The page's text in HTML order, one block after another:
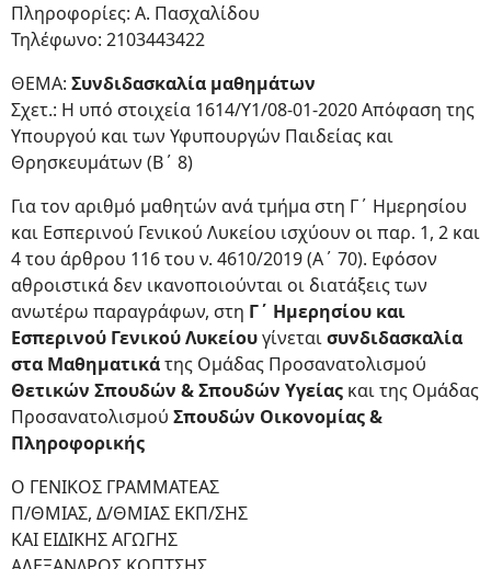
Πληροφορίες: A. Πασχαλίδου
Τηλέφωνο: 2103443422
ΘΕΜΑ: Συνδιδασκαλία μαθημάτων
Σχετ.: Η υπό στοιχεία 1614/Υ1/08-01-2020 Απόφαση της
Υπουργού και των Υφυπουργών Παιδείας και
Θρησκευμάτων (Β΄ 8)
Για τον αριθμό μαθητών ανά τμήμα στη Γ΄ Ημερησίου
και Εσπερινού Γενικού Λυκείου ισχύουν οι παρ. 1, 2 και
4 του άρθρου 116 του ν. 4610/2019 (Α΄ 70). Εφόσον
αθροιστικά δεν ικανοποιούνται οι διατάξεις των
ανωτέρω παραγράφων, στη Γ΄ Ημερησίου και
Εσπερινού Γενικού Λυκείουγίνεταισυνδιδασκαλία
στα Μαθηματικάτης Ομάδας Προσανατολισμού
Θετικών Σπουδών & Σπουδών Υγείας και της Ομάδας
Προσανατολισμού Σπουδών Οικονομίας &
Πληροφορικής
Ο ΓΕΝΙΚΟΣ ΓΡΑΜΜΑΤΕΑΣ
Π/ΘΜΙΑΣ, Δ/ΘΜΙΑΣ ΕΚΠ/ΣΗΣ
ΚΑΙ ΕΙΔΙΚΗΣ ΑΓΩΓΗΣ